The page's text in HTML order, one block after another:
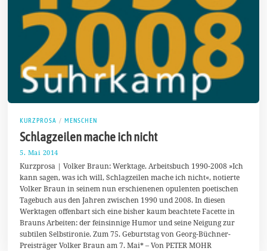
KURZPROSA / MENSCHEN
Schlagzeilen mache ich nicht
5. Mai 2014
2
.
M
a
i
0
1
4
Kurzprosa | Volker Braun: Werktage. Arbeitsbuch 1990-2008 »Ich
kann sagen, was ich will, Schlagzeilen mache ich nicht«, notierte
Volker Braun in seinem nun erschienenen opulenten poetischen
Tagebuch aus den Jahren zwischen 1990 und 2008. In diesen
Werktagen offenbart sich eine bisher kaum beachtete Facette in
Brauns Arbeiten: der feinsinnige Humor und seine Neigung zur
subtilen Selbstironie. Zum 75. Geburtstag von Georg-Büchner-
Preisträger Volker Braun am 7. Mai* – Von PETER MOHR